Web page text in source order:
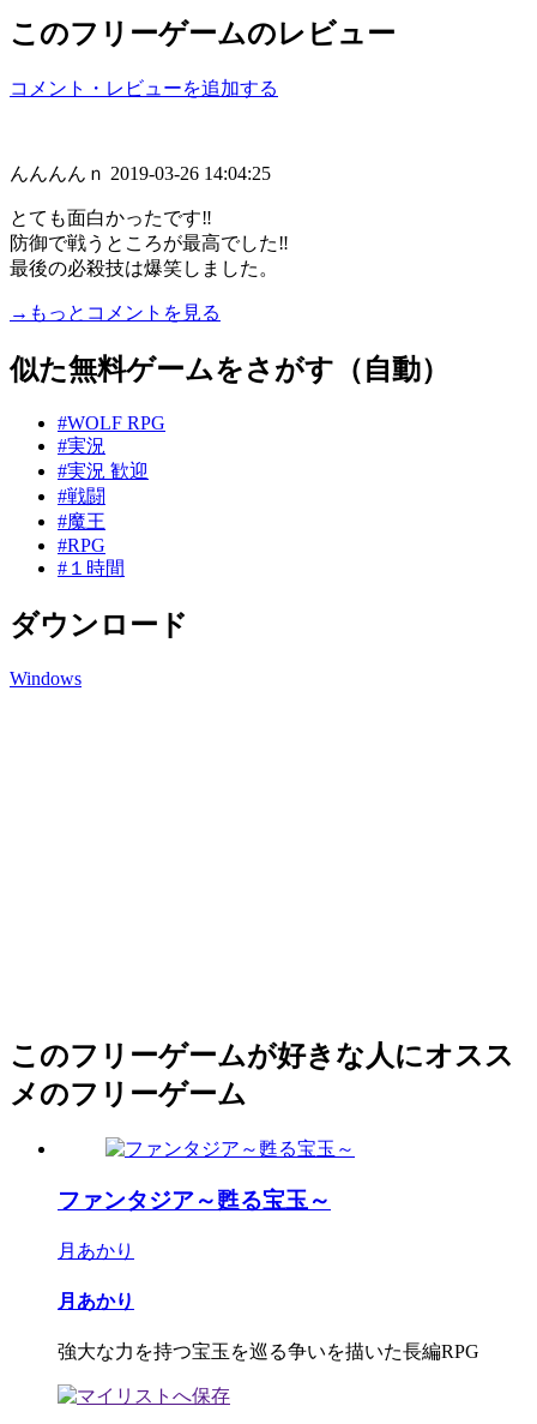
このフリーゲームのレビュー
コメント・レビューを追加する
んんんんｎ 2019-03-26 14:04:25
とても面白かったです‼
防御で戦うところが最高でした‼
最後の必殺技は爆笑しました。
→もっとコメントを見る
似た無料ゲームをさがす（自動）
#WOLF RPG
#実況
#実況 歓迎
#戦闘
#魔王
#RPG
#１時間
ダウンロード
Windows
このフリーゲームが好きな人にオスス
メのフリーゲーム
ファンタジア～甦る宝玉～
月あかり
月あかり
強大な力を持つ宝玉を巡る争いを描いた長編RPG